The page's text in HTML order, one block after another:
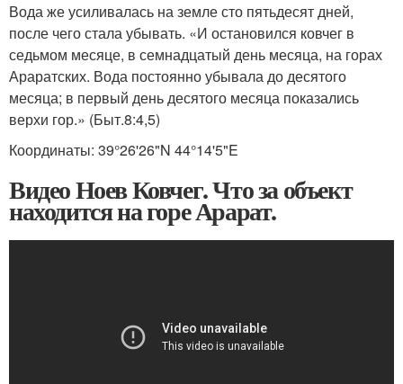
Вода же усиливалась на земле сто пятьдесят дней,
после чего стала убывать. «И остановился ковчег в
седьмом месяце, в семнадцатый день месяца, на горах
Араратских. Вода постоянно убывала до десятого
месяца; в первый день десятого месяца показались
верхи гор.» (Быт.8:4,5)
Координаты: 39°26'26"N 44°14'5"E
Видео Ноев Ковчег. Что за объект
находится на горе Арарат.